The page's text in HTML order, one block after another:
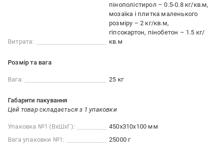
Витрата:
пінополістирол – 0.5-0.8 кг/кв.м
мозаїка і плитка маленького
розміру – 2 кг/кв.м
гіпсокартон, пінобетон – 1.5 кг/
кв.м
Розмір та вага
Вага: 25 кг
Габарити пакування
Цей товар складається з 1 упаковки
Упаковка №1 (ВхШхГ):
450x310x100 мм
Вага упаковки №1:
25000 г